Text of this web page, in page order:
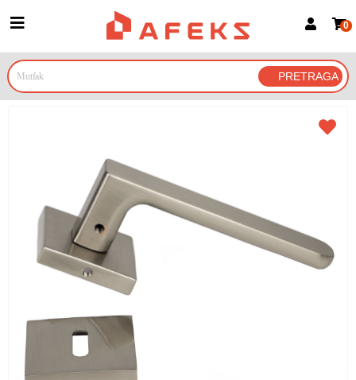
Prijava za članove
Prijavite se Google nalogom
0